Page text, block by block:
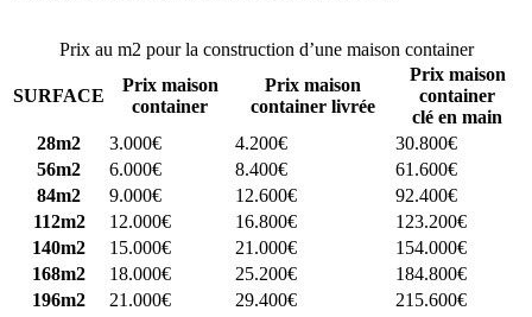
Prix au m2 pour la construction d’une maison container
SURFACE
Prix maison
container
Prix maison
container livrée
Prix maison
container
clé en main
28m2
3.000€ 4.200€
30.800€
56m2
6.000€ 8.400€
61.600€
84m2
9.000€ 12.600€
92.400€
112m2
12.000€ 16.800€
123.200€
140m2
15.000€ 21.000€
154.000€
168m2
18.000€ 25.200€
184.800€
196m2
21.000€ 29.400€ 215.600€